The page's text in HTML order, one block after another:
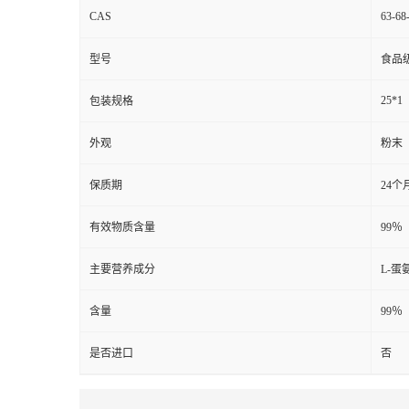
CAS 63-
型号 食品
包装规格 25*1
外观 粉末
保质期 24个
有效物质含量 99％
主要营养成分 L-蛋
含量 99％
是否进口 否